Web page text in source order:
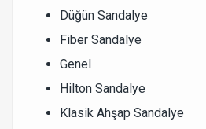
Düğün Sandalye
Fiber Sandalye
Genel
Hilton Sandalye
Klasik Ahşap Sandalye